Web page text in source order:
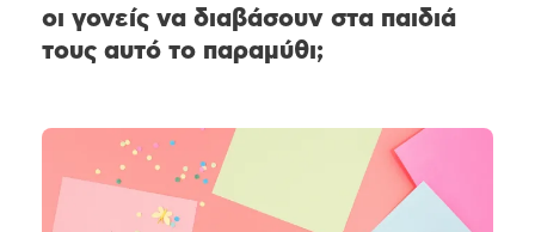
οι γονείς να διαβάσουν στα παιδιά
τους αυτό το παραμύθι;